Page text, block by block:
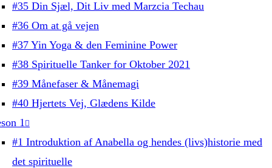
#35 Din Sjæl, Dit Liv med Marzcia Techau
#36 Om at gå vejen
#37 Yin Yoga & den Feminine Power
#38 Spirituelle Tanker for Oktober 2021
#39 Månefaser & Månemagi
#40 Hjertets Vej, Glædens Kilde
1
#1 Introduktion af Anabella og hendes (livs)historie med
det spirituelle